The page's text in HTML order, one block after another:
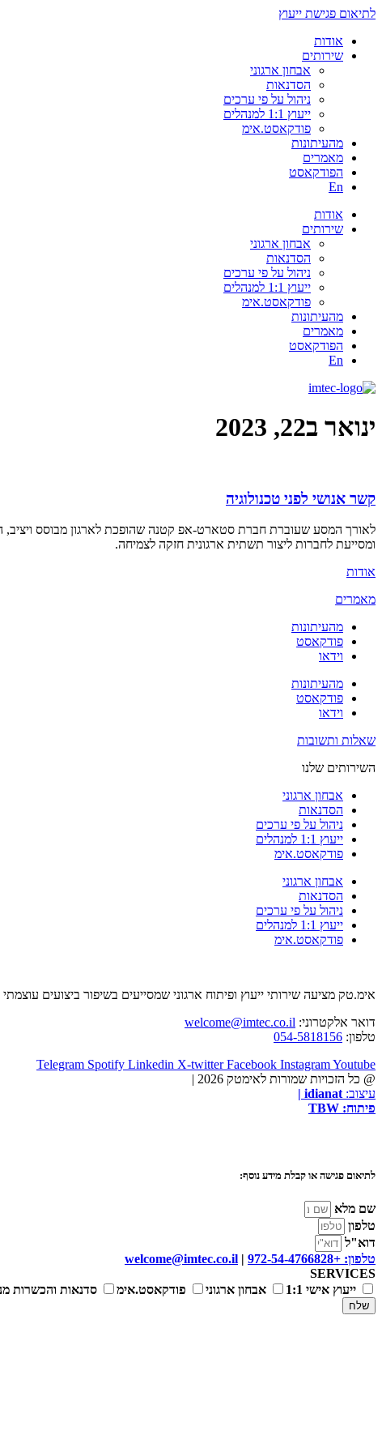
לתיאום פגישת ייעוץ
אודות
שירותים
אבחון ארגוני
הסדנאות
ניהול על פי ערכים
ייעוץ 1:1 למנהלים
פודקאסט.אימ
מהעיתונות
מאמרים
הפודקאסט
En
אודות
שירותים
אבחון ארגוני
הסדנאות
ניהול על פי ערכים
ייעוץ 1:1 למנהלים
פודקאסט.אימ
מהעיתונות
מאמרים
הפודקאסט
En
ינואר ב22, 2023
קשר אנושי לפני טכנולוגיה
לאורך המסע שעוברת חברת סטארט-אפ קטנה שהופכת לארגון מבוסס ויציב,
ומסייעת לחברות ליצור תשתית ארגונית חזקה לצמיחה.
אודות
מאמרים
מהעיתונות
פודקאסט
וידאו
מהעיתונות
פודקאסט
וידאו
שאלות ותשובות
השירותים שלנו
אבחון ארגוני
הסדנאות
ניהול על פי ערכים
ייעוץ 1:1 למנהלים
פודקאסט.אימ
אבחון ארגוני
הסדנאות
ניהול על פי ערכים
ייעוץ 1:1 למנהלים
פודקאסט.אימ
אימ.טק מציעה שירותי ייעוץ ופיתוח ארגוני שמסייעים בשיפור ביצועים
דואר אלקטרוני: welcome@imtec.co.il
טלפון: 054-5818156
Telegram Spotify Linkedin X-twitter Facebook InstagramYoutube
@ כל הזכויות שמורות לאימטק 2026 |
עיצוב: idianat
|
פיתוח:
לתיאום פגישה או קבלת מידע נוסף:
שם מלא
טלפון
דוא"ל
טלפון: +972-54-4766828
|
welcome@imtec.co.il
SERVICES
ייעוץ אישי 1:1
אבחון ארגוני פודקאסט.אימ סדנאות והכשרות
שלח